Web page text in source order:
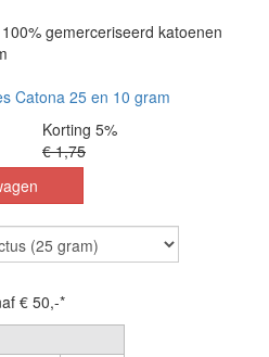
gemerceriseerd katoenen
Catona 25 en 10 gram
Korting 5%
€ 1,75
€ 50,-*